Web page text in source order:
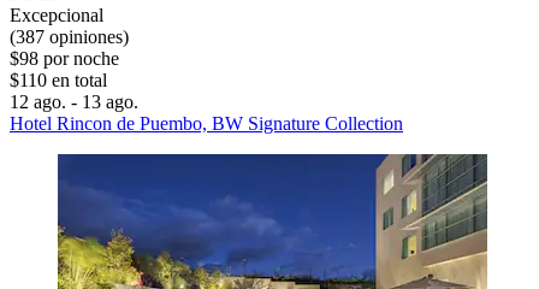
Excepcional
(387 opiniones)
$98 por noche
$110 en total
12 ago. - 13 ago.
Hotel Rincon de Puembo, BW Signature Collection